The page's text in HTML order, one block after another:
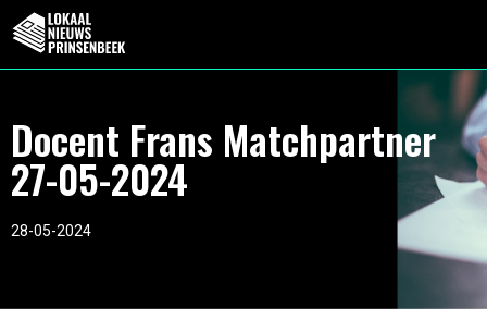
Docent Frans Matchpartner
27-05-2024
28-05-2024